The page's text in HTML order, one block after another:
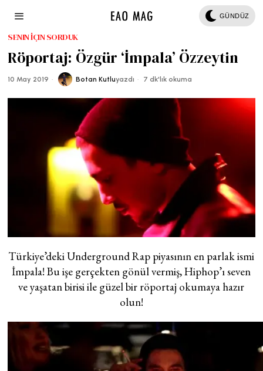
GÜNDÜZ
SENIN İÇIN SORDUK
Röportaj: Özgür ‘İmpala’ Özzeytin
10 May 2019 Botan Kutluyazdı 7 dk'lık okuma
Türkiye’deki Underground Rap piyasının en parlak ismi
İmpala! Bu işe gerçekten gönül vermiş, Hiphop’ı seven
ve yaşatan birisi ile güzel bir röportaj okumaya hazır
olun!